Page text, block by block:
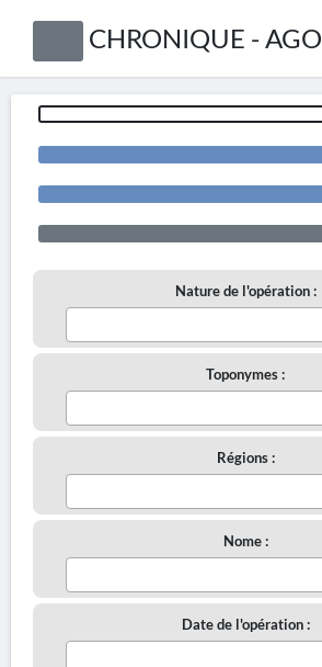
CHRONIQUE - AGO
Nature de l'opération :
Toponymes :
Régions :
Nome :
Date de l'opération :